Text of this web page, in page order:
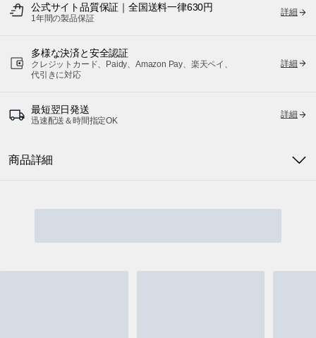
公式サイト品質保証｜全国送料一律630円
1年間の製品保証
詳細
多様な決済と安全認証
クレジットカード、Paidy、Amazon Pay、楽天ペイ、
代引きに対応
詳細
最短翌日発送
迅速配送＆時間指定OK
詳細
商品詳細